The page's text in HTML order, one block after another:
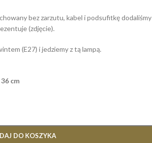
bez zarzutu, kabel i podsufitkę dodaliśmy
(zdjęcie).
(E27) i jedziemy z tą lampą.
cm
DO KOSZYKA